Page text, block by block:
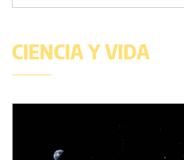
CIENCIA Y VIDA